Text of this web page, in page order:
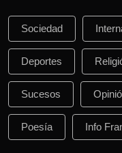
Sociedad
Deportes
Sucesos
Poesía Info